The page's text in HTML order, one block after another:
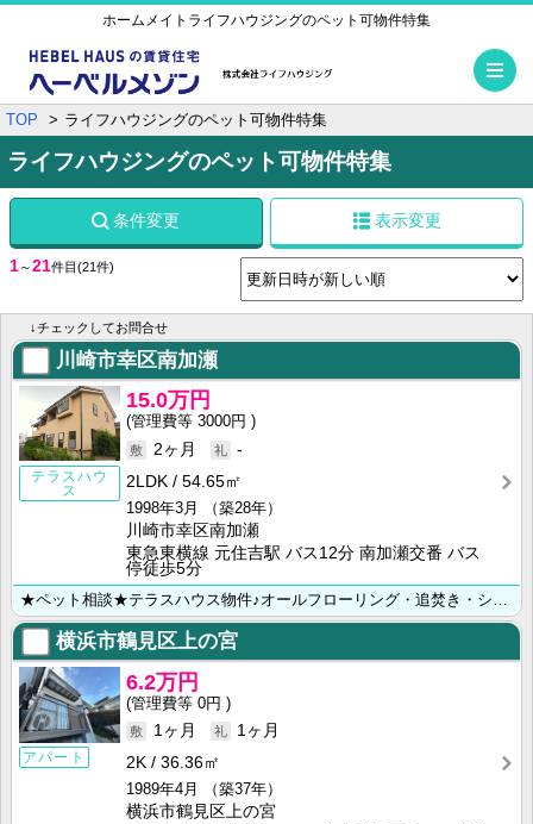
ホームメイトライフハウジングのペット可物件特集
TOP ライフハウジングのペット可物件特集
ライフハウジングのペット可物件特集
条件変更 表示変更
1～21件目 (21件)
↓チェックしてお問合せ
川崎市幸区南加瀬
テラスハウ
ス
15.0万円
3000円
2ヶ月
-
2LDK
54.65㎡
1998年3月
（築28年）
川崎市幸区南加瀬
東急東横線 元住吉駅 バス12分 南加瀬交番 バス
停徒歩5分
★ペット相談★テラスハウス物件♪オールフローリング・追焚き・システムキッチン・独立洗面台★ ◆川崎･･･
横浜市鶴見区上の宮
アパート
6.2万円
0円
1ヶ月
1ヶ月
2K
36.36㎡
1989年4月
（築37年）
横浜市鶴見区上の宮